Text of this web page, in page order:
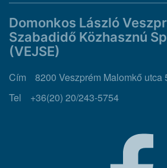
Domonkos László
Szabadidő Közhasznú
(VEJSE)
Cím
8200 Veszprém Malomkő utca
Tel
+36(20) 20/243-5754